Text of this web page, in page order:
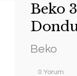
Beko
Beko
0 Yorum